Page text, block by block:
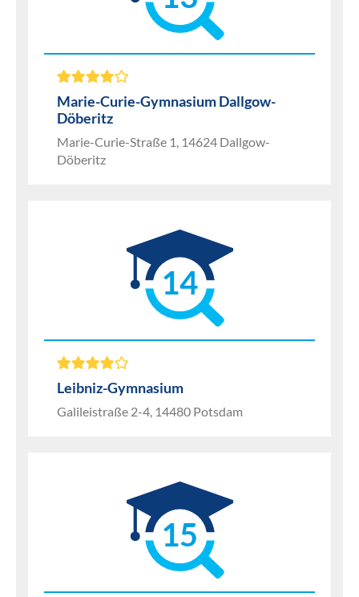
Marie-Curie-Gymnasium Dallgow-
Döberitz
Marie-Curie-Straße 1, 14624 Dallgow-
Döberitz
14
Leibniz-Gymnasium
Galileistraße 2-4, 14480 Potsdam
15